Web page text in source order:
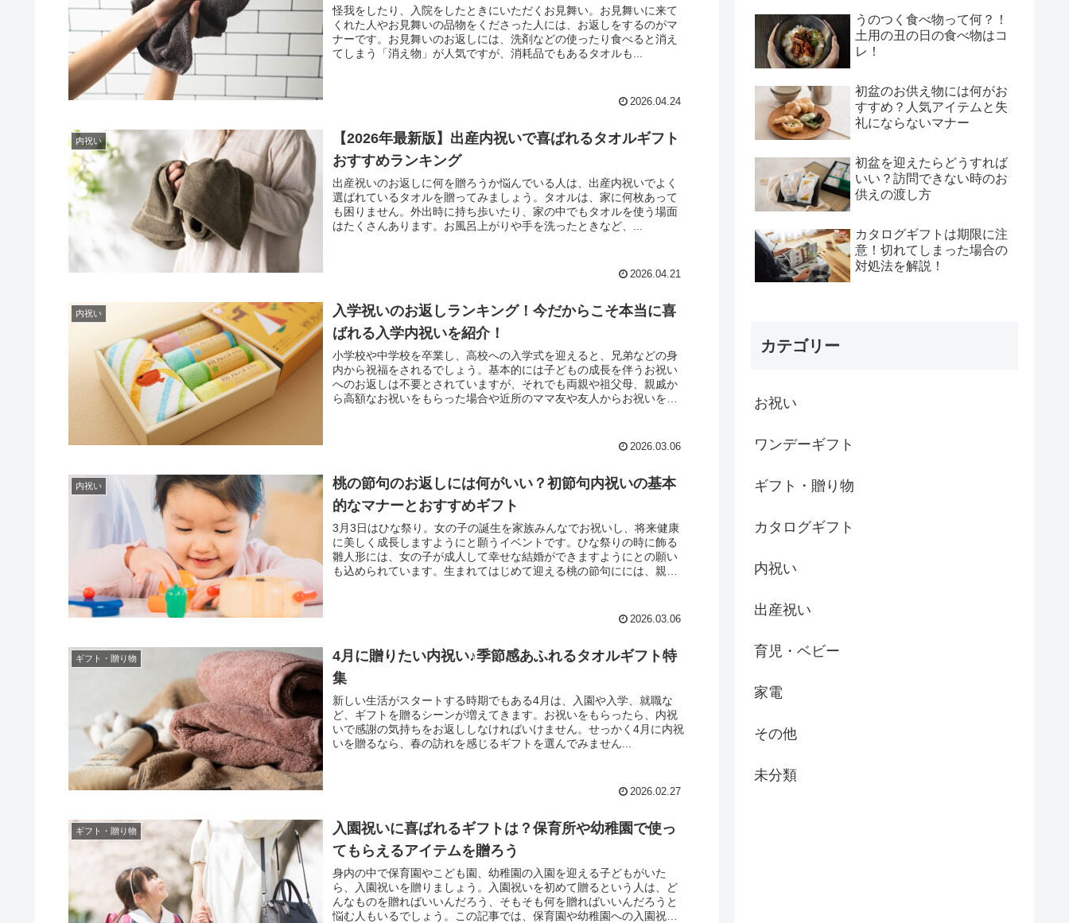
怪我をしたり、入院をしたときにいただくお見舞い。お見舞いに来て
くれた人やお見舞いの品物をくださった人には、お返しをするのがマ
ナーです。お見舞いのお返しには、洗剤などの使ったり食べると消え
てしまう「消え物」が人気ですが、消耗品でもあるタオルも...
2026.04.24
内祝い
【2026年最新版】出産内祝いで喜ばれるタオルギフト
おすすめランキング
出産祝いのお返しに何を贈ろうか悩んでいる人は、出産内祝いでよく
選ばれているタオルを贈ってみましょう。タオルは、家に何枚あって
も困りません。外出時に持ち歩いたり、家の中でもタオルを使う場面
はたくさんあります。お風呂上がりや手を洗ったときなど、...
2026.04.21
内祝い
入学祝いのお返しランキング！今だからこそ本当に喜
ばれる入学内祝いを紹介！
小学校や中学校を卒業し、高校への入学式を迎えると、兄弟などの身
内から祝福をされるでしょう。基本的には子どもの成長を伴うお祝い
へのお返しは不要とされていますが、それでも両親や祖父母、親戚か
ら高額なお祝いをもらった場合や近所のママ友や友人からお祝いを受
の書き方や金額相場も把握しておきたいところです。この記事では、
最終更新日：2024年1月29日
2026.03.06
内祝い
桃の節句のお返しには何がいい？初節句内祝いの基本
的なマナーとおすすめギフト
3月3日はひな祭り。女の子の誕生を家族みんなでお祝いし、将来健康
に美しく成長しますようにと願うイベントです。ひな祭りの時に飾る
雛人形には、女の子が成人して幸せな結婚ができますようにとの願い
も込められています。生まれてはじめて迎える桃の節句にには、親し
2026.03.06
ギフト・贈り物
4月に贈りたい内祝い♪季節感あふれるタオルギフト特
集
新しい生活がスタートする時期でもある4月は、入園や入学、就職な
ど、ギフトを贈るシーンが増えてきます。お祝いをもらったら、内祝
いで感謝の気持ちをお返ししなければいけません。せっかく4月に内祝
いを贈るなら、春の訪れを感じるギフトを選んでみません...
2026.02.27
ギフト・贈り物
入園祝いに喜ばれるギフトは？保育所や幼稚園で使っ
てもらえるアイテムを贈ろう
身内の中で保育園やこども園、幼稚園の入園を迎える子どもがいた
ら、入園祝いを贈りましょう。入園祝いを初めて贈るという人は、ど
んなものを贈ればいいんだろう、そもそも何を贈ればいいんだろうと
悩む人もいるでしょう。この記事では、保育園や幼稚園への入園祝い
うのつく食べ物って何？！
土用の丑の日の食べ物はコ
レ！
初盆のお供え物には何がお
すすめ？人気アイテムと失
礼にならないマナー
初盆を迎えたらどうすれば
いい？訪問できない時のお
供えの渡し方
カタログギフトは期限に注
意！切れてしまった場合の
対処法を解説！
カテゴリー
お祝い
ワンデーギフト
ギフト・贈り物
カタログギフト
内祝い
出産祝い
育児・ベビー
家電
その他
未分類